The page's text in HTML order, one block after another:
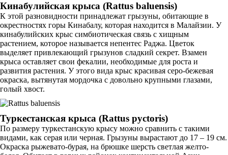
Кинабулийская крыса (Rattus baluensis)
К этой разновидности принадлежат грызуны, обитающие в
окрестностях горы Кинабалу, которая находится в Малайзии. У
кинабулийских крыс симбиотическая связь с хищным
растением, которое называется непентес Раджа. Цветок
выделяет привлекающий грызунов сладкий секрет. Взамен
крыса оставляет свои фекалии, необходимые для роста и
развития растения. У этого вида крыс красивая серо-бежевая
окраска, вытянутая мордочка с довольно крупными глазами,
голый хвост.
Туркестанская крыса (Rattus pyctoris)
По размеру туркестанскую крысу можно сравнить с такими
видами, как серая или черная. Грызуны вырастают до 17 – 19 см.
Окраска рыжевато-бурая, на брюшке шерсть светлая желто-